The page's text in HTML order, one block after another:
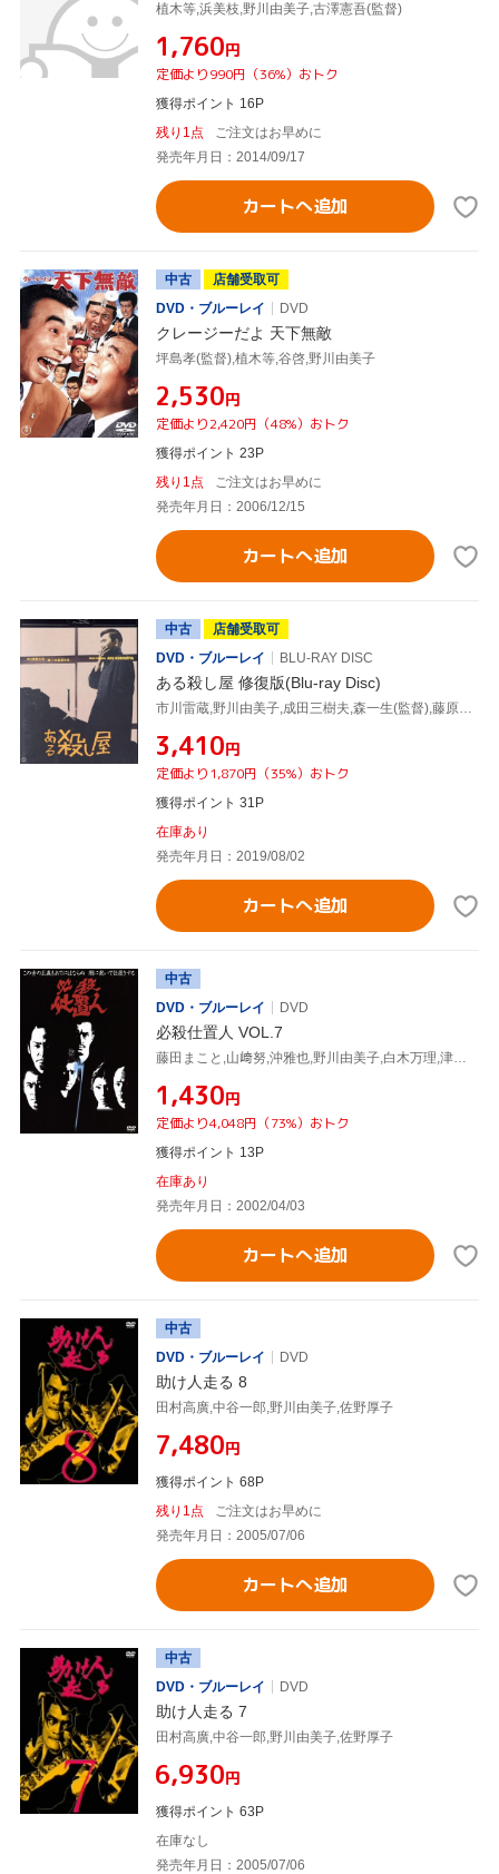
植木等,浜美枝,野川由美子,古澤憲吾(監督)
¥1,760円
定価より990円（36%）おトク
獲得ポイント 16P
残り1点
ご注文はお早めに
発売年月日：2014/09/17
カートへ追加
中古
店舗受取可
DVD・ブルーレイ
DVD
クレージーだよ 天下無敵
坪島孝(監督),植木等,谷啓,野川由美子
¥2,530円
定価より2,420円（48%）おトク
獲得ポイント 23P
残り1点
ご注文はお早めに
発売年月日：2006/12/15
カートへ追加
中古
店舗受取可
DVD・ブルーレイ
BLU-RAY DISC
ある殺し屋 修復版(Blu-ray Disc)
市川雷蔵,野川由美子,成田三樹夫,森一生(監督),藤原審爾(原作),鏑木創(音楽)
¥3,410円
定価より1,870円（35%）おトク
獲得ポイント 31P
在庫あり
発売年月日：2019/08/02
カートへ追加
中古
DVD・ブルーレイ
DVD
必殺仕置人 VOL.7
藤田まこと,山﨑努,沖雅也,野川由美子,白木万理,津坂匡章(秋野太作),高松英郎,菅井きん
¥1,430円
定価より4,048円（73%）おトク
獲得ポイント 13P
在庫あり
発売年月日：2002/04/03
カートへ追加
中古
DVD・ブルーレイ
DVD
助け人走る 8
田村高廣,中谷一郎,野川由美子,佐野厚子
¥7,480円
獲得ポイント 68P
残り1点
ご注文はお早めに
発売年月日：2005/07/06
カートへ追加
中古
DVD・ブルーレイ
DVD
助け人走る 7
田村高廣,中谷一郎,野川由美子,佐野厚子
¥6,930円
獲得ポイント 63P
在庫なし
発売年月日：2005/07/06